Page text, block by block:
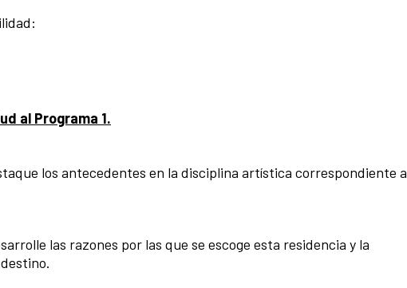
al Programa 1.
los antecedentes en la disciplina artística correspondiente a
las razones por las que se escoge esta residencia y la